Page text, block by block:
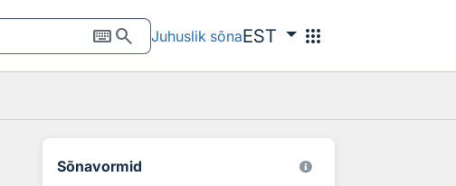
keyboardsearch Juhuslik sõnaEST apps
Sõnavormid